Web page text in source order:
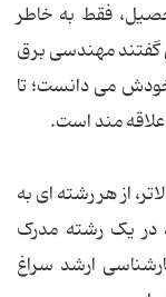
فقط به خاطر
گفتند مهندسی برق
می دانست؛ تا
مند است.
از هر رشته ای به
در یک رشته مدرک
ارشد سراغ